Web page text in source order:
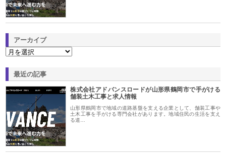
アーカイブ
最近の記事
株式会社アドバンスロードが山形県鶴岡市で手がける
舗装土木工事と求人情報
山形県鶴岡市で地域の道路基盤を支える企業として、舗装工事や
土木工事を手がける専門会社があります。地域住民の生活を支え
る道…